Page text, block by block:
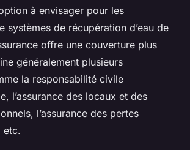
à envisager pour les
systèmes de récupération d’eau de
offre une couverture plus
généralement plusieurs
la responsabilité civile
l’assurance des locaux et des
l’assurance des pertes
etc.